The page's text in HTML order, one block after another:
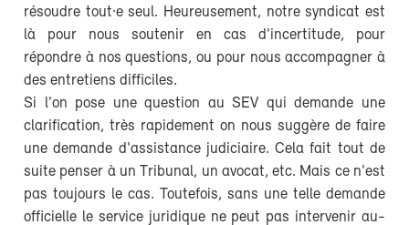
résoudre tout·e seul. Heureusement, notre syndicat est
là pour nous soutenir en cas d'incertitude, pour
répondre à nos questions, ou pour nous accompagner à
des entretiens difficiles.
Si l'on pose une question au SEV qui demande une
clarification, très rapidement on nous suggère de faire
une demande d'assistance judiciaire. Cela fait tout de
suite penser à un Tribunal, un avocat, etc. Mais ce n'est
pas toujours le cas. Toutefois, sans une telle demande
officielle le service juridique ne peut pas intervenir au-